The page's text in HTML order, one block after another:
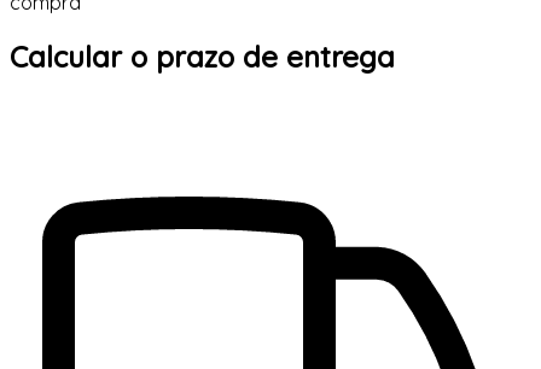
Calcular o prazo de entrega